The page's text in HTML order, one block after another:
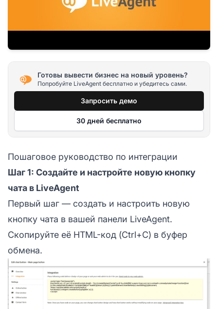
Готовы вывести бизнес на новый уровень?
Попробуйте LiveAgent бесплатно и убедитесь сами.
Запросить демо
30 дней бесплатно
Пошаговое руководство по интеграции
Шаг 1: Создайте и настройте новую кнопку
чата в LiveAgent
Первый шаг — создать и настроить новую
кнопку чата в вашей панели LiveAgent.
Скопируйте её HTML-код (Ctrl+C) в буфер
обмена.